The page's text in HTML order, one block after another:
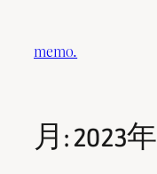
memo.
月:2023